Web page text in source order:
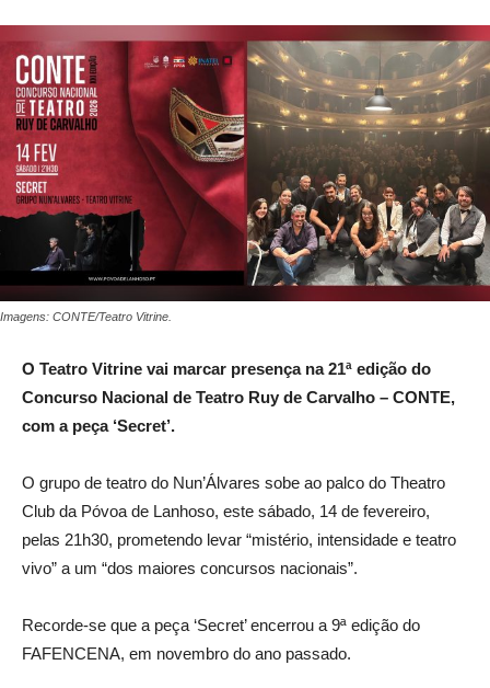
Imagens: CONTE/Teatro Vitrine.
O Teatro Vitrine vai marcar presença na 21ª edição do
Concurso Nacional de Teatro Ruy de Carvalho – CONTE,
com a peça ‘Secret’.
O grupo de teatro do Nun’Álvares sobe ao palco do Theatro
Club da Póvoa de Lanhoso, este sábado, 14 de fevereiro,
pelas 21h30, prometendo levar “mistério, intensidade e teatro
vivo” a um “dos maiores concursos nacionais”.
Recorde-se que a peça ‘Secret’ encerrou a 9ª edição do
FAFENCENA, em novembro do ano passado.